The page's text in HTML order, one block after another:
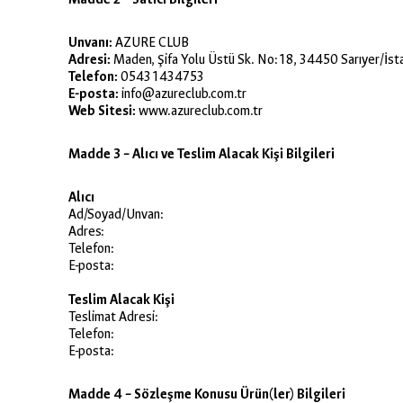
Unvanı: AZURE CLUB
Adresi: Maden, Şifa Yolu Üstü Sk. No:18, 34450 Sarıyer/
Telefon: 05431434753
E-posta: info@azureclub.com.tr
Web Sitesi: www.azureclub.com.tr
Madde 3 – Alıcı ve Teslim Alacak Kişi Bilgileri
Alıcı
Ad/Soyad/Unvan:
Adres:
Telefon:
E-posta:
Teslim Alacak Kişi
Teslimat Adresi:
Telefon:
E-posta:
Madde 4 – Sözleşme Konusu Ürün(ler) Bilgileri